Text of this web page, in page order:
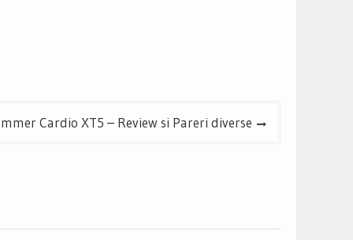
Cardio XT5 – Review si Pareri diverse